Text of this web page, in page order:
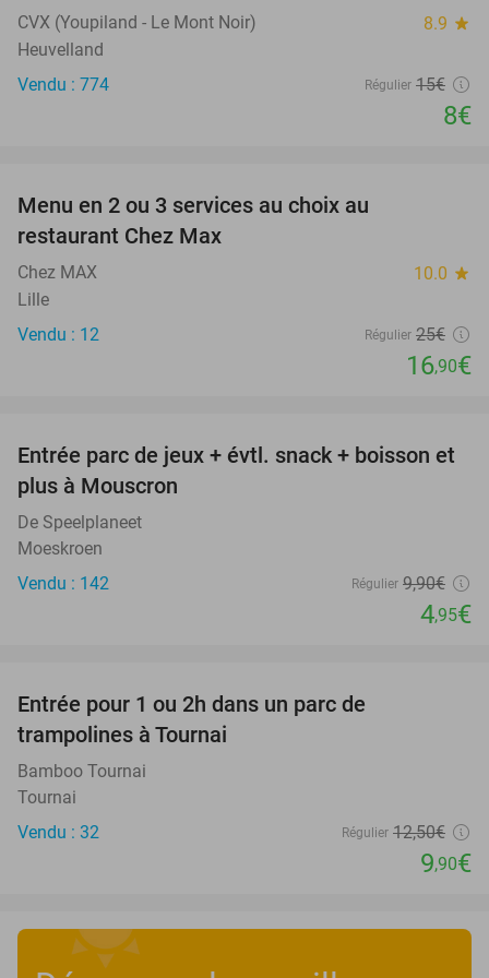
CVX (Youpiland - Le Mont Noir) 8.9 star
Heuvelland
Vendu : 774
Régulier 15€
8€
Menu en 2 ou 3 services au choix au
restaurant Chez Max
Chez MAX 10.0 star
Lille
Vendu : 12
Régulier 25€
16,90€
50%
Entrée parc de jeux + évtl. snack + boisson et
plus à Mouscron
De Speelplaneet
Moeskroen
Vendu : 142
Régulier 9,90€
4,95€
Entrée pour 1 ou 2h dans un parc de
trampolines à Tournai
Bamboo Tournai
Tournai
Vendu : 32
Régulier 12,50€
9,90€